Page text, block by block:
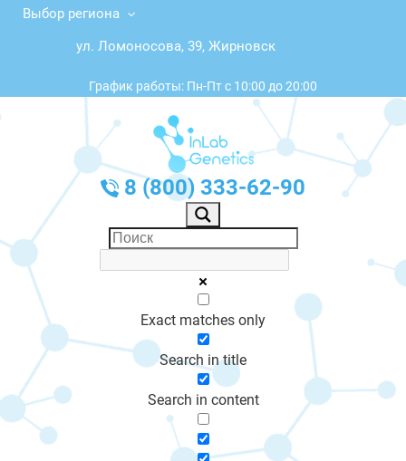
Выбор региона
ул. Ломоносова, 39, Жирновск
График работы: Пн-Пт с 10:00 до 20:00
8 (800) 333-62-90
Exact matches only
Search in title
Search in content